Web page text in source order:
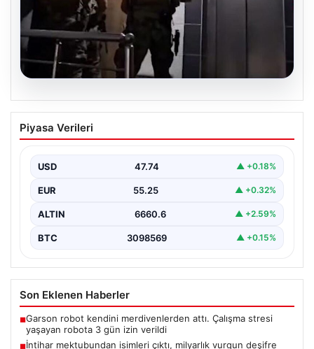
İntihar mektubundan isimleri çıktı,
milyarlık vurgun deşifre oldu
Tefecilik Şebekesi Çözüldü", "content": "Elazığ'da
yaşanan trajik…
Piyasa Verileri
USD 47.74 ▲ +0.18%
EUR 55.25 ▲ +0.32%
ALTIN 6660.6 ▲ +2.59%
BTC 3098569 ▲ +0.15%
Son Eklenen Haberler
■Garson robot kendini merdivenlerden attı. Çalışma stresi
yaşayan robota 3 gün izin verildi
■İntihar mektubundan isimleri çıktı, milyarlık vurgun deşifre